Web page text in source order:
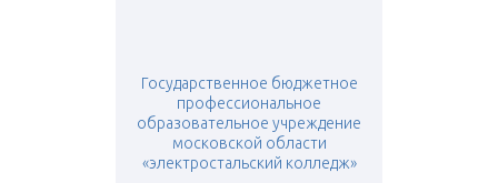
Государственное бюджетное
профессиональное
образовательное учреждение
московской области
«электростальский колледж»